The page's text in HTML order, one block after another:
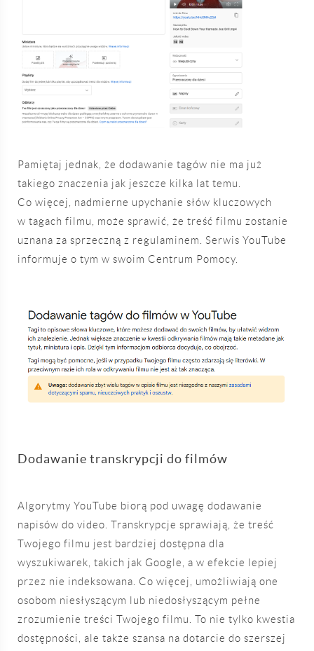
Pamiętaj jednak, że dodawanie tagów nie ma już
takiego znaczenia jak jeszcze kilka lat temu.
Co więcej, nadmierne upychanie słów kluczowych
w tagach filmu, może sprawić, że treść filmu zostanie
uznana za sprzeczną z regulaminem. Serwis YouTube
informuje o tym w swoim Centrum Pomocy.
Dodawanie transkrypcji do filmów
Algorytmy YouTube biorą pod uwagę dodawanie
napisów do video. Transkrypcje sprawiają, że treść
Twojego filmu jest bardziej dostępna dla
wyszukiwarek, takich jak Google, a w efekcie lepiej
przez nie indeksowana. Co więcej, umożliwiają one
osobom niesłyszącym lub niedosłyszącym pełne
zrozumienie treści Twojego filmu. To nie tylko kwestia
dostępności, ale także szansa na dotarcie do szerszej